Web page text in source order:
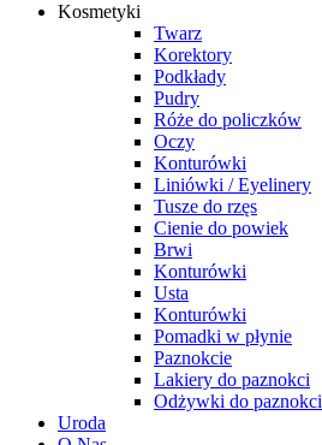
Kosmetyki
Twarz
Korektory
Podkłady
Pudry
Róże do policzków
Oczy
Konturówki
Liniówki / Eyelinery
Tusze do rzęs
Cienie do powiek
Brwi
Konturówki
Usta
Konturówki
Pomadki w płynie
Paznokcie
Lakiery do paznokci
Odżywki do paznokci
Uroda